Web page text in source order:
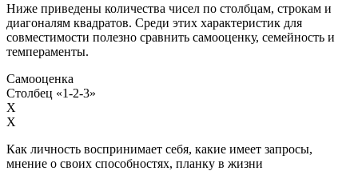
Ниже приведены количества чисел по столбцам, строкам и
диагоналям квадратов. Среди этих характеристик для
совместимости полезно сравнить самооценку, семейность и
темпераменты.
Самооценка
Столбец «1-2-3»
X
X
Как личность воспринимает себя, какие имеет запросы,
мнение о своих способностях, планку в жизни